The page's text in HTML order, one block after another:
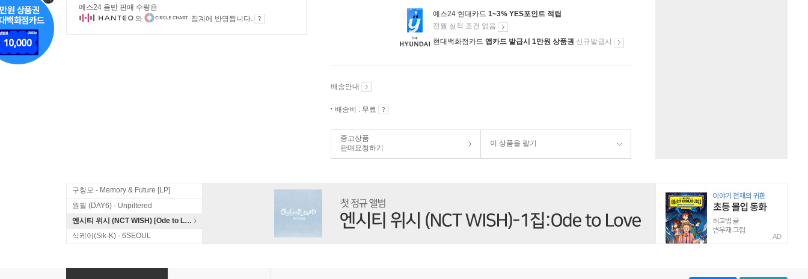
예스24 음반 판매 수량은
와
집계에 반영됩니다.
예스24 현대카드 1~3% YES포인트 적립
전월 실적 조건 없음
현대백화점카드 앱카드 발급시 1만원 상품권 신규발급시
배송안내
배송비 : 무료
중고상품
판매요청하기
이 상품을 팔기
구창모 - Memory & Future [LP]
원필 (DAY6) - Unpiltered
엔시티 위시 (NCT WISH) [Ode to Love]
식케이(Sik-K) - 6SEOUL
AD